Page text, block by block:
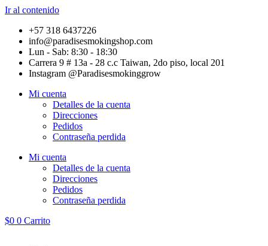
Ir al contenido
+57 318 6437226
info@paradisesmokingshop.com
Lun - Sab: 8:30 - 18:30
Carrera 9 # 13a - 28 c.c Taiwan, 2do piso, local 201
Instagram @Paradisesmokinggrow
Mi cuenta
Detalles de la cuenta
Direcciones
Pedidos
Contraseña perdida
Mi cuenta
Detalles de la cuenta
Direcciones
Pedidos
Contraseña perdida
$0 0 Carrito